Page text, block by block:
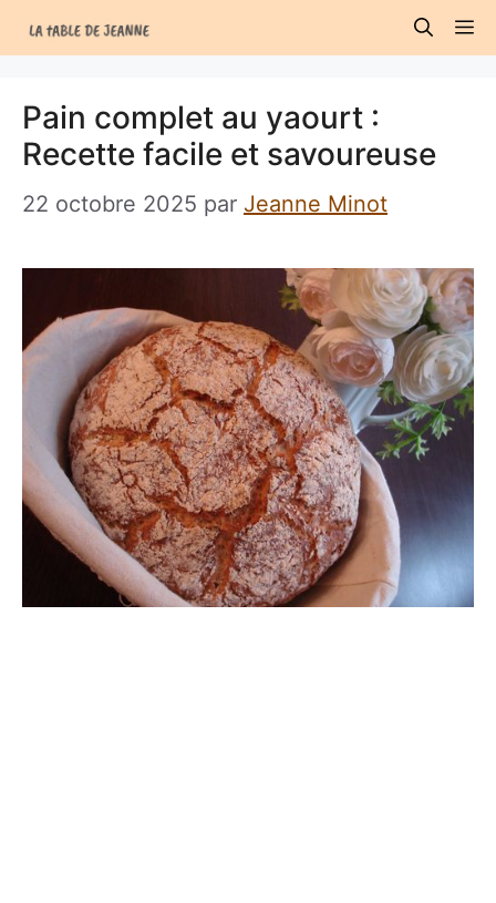
au
Pain complet au yaourt :
Recette facile et savoureuse
22 octobre 2025 par Jeanne Minot